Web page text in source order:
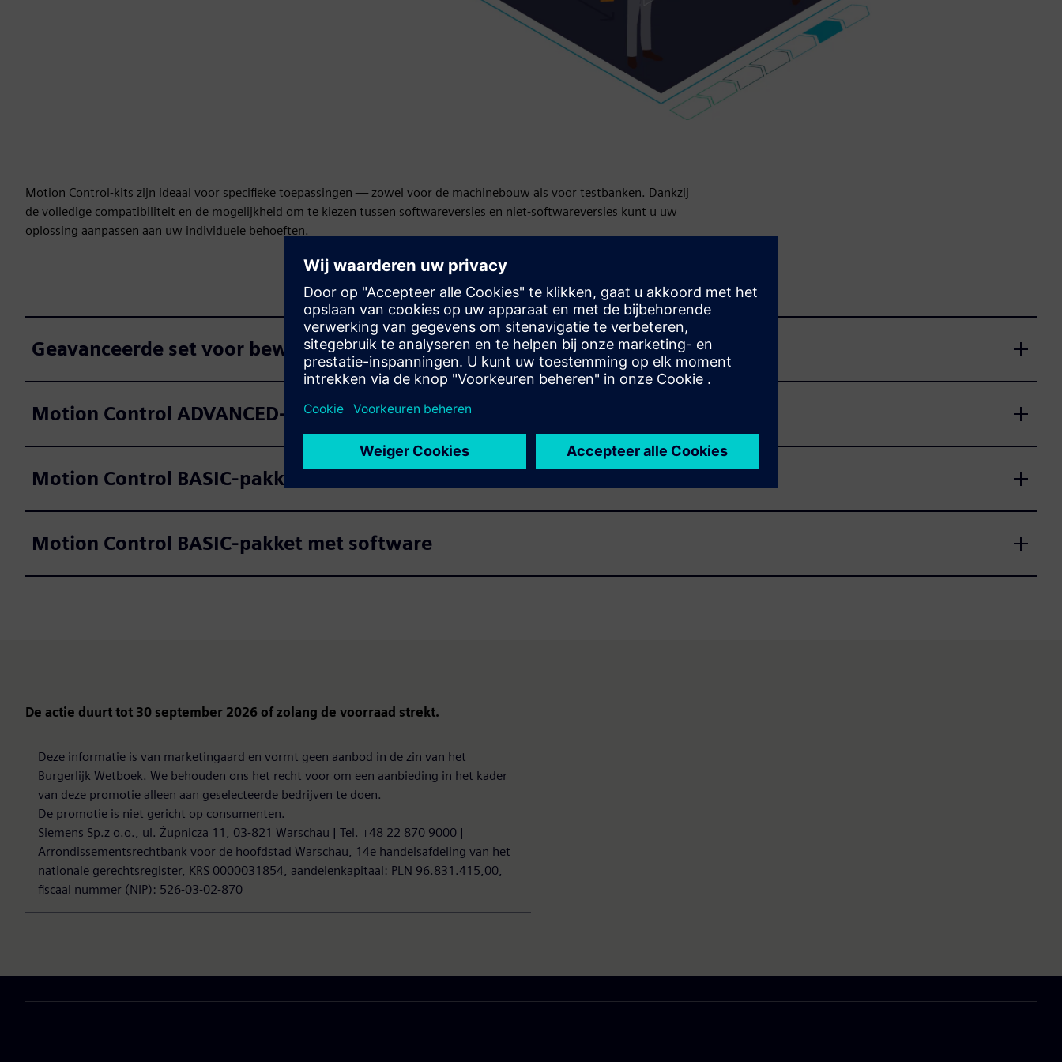
Motion Control-kits zijn ideaal voor specifieke toepassingen — zowel voor de machinebouw als voor testbanken. Dankzij
de volledige compatibiliteit en de mogelijkheid om te kiezen tussen softwareversies en niet-softwareversies kunt u uw
oplossing aanpassen aan uw individuele behoeften.
Geavanceerde set voor bewegingsbediening
Motion Control ADVANCED-pakket met software
Motion Control BASIC-pakket
Motion Control BASIC-pakket met software
De actie duurt tot 30 september 2026 of zolang de voorraad strekt.
Deze informatie is van marketingaard en vormt geen aanbod in de zin van het
Burgerlijk Wetboek. We behouden ons het recht voor om een aanbieding in het kader
van deze promotie alleen aan geselecteerde bedrijven te doen.
De promotie is niet gericht op consumenten.
Siemens Sp.z o.o., ul. Żupnicza 11, 03-821 Warschau | Tel. +48 22 870 9000 |
Arrondissementsrechtbank voor de hoofdstad Warschau, 14e handelsafdeling van het
nationale gerechtsregister, KRS 0000031854, aandelenkapitaal: PLN 96.831.415,00,
fiscaal nummer (NIP): 526-03-02-870